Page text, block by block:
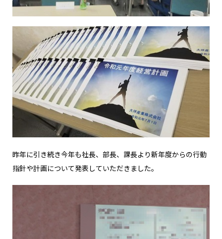
昨年に引き続き今年も社長、部長、課長より新年度からの行動
指針や計画について発表していただきました。